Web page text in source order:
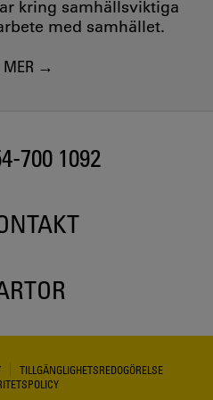
kring samhällsviktiga
med samhället.
700 1092
TILLGÄNGLIGHETSREDOGÖRELSE